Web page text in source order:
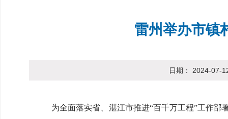
雷州举办市镇
日期： 2024-07-
为全面落实省、湛江市推进“百千万工程”工作部署